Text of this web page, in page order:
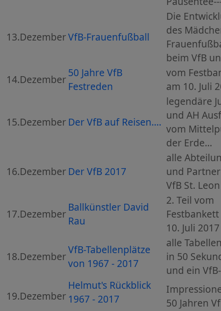
13.DezemberVfB-Frauenfußball
Die
des
beim VfB
14.Dezember
50 Jahre VfB
Festreden
vom
am 10. Juli
15.Dezember Der VfB auf Reisen....
legendäre
und AH
vom
der Erde...
16.Dezember Der VfB 2017
alle
und
VfB St.
17.Dezember
Ballkünstler David
Rau
2. Teil vom
10. Juli 2017
18.Dezember
VfB-Tabellenplätze
von 1967 - 2017
alle
in 50
und ein
19.Dezember
Helmut's Rückblick
1967 - 2017
50 Jahren